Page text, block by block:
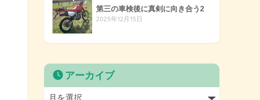
第三の車検後に真剣に向き合う2
2025年12月15日
アーカイブ